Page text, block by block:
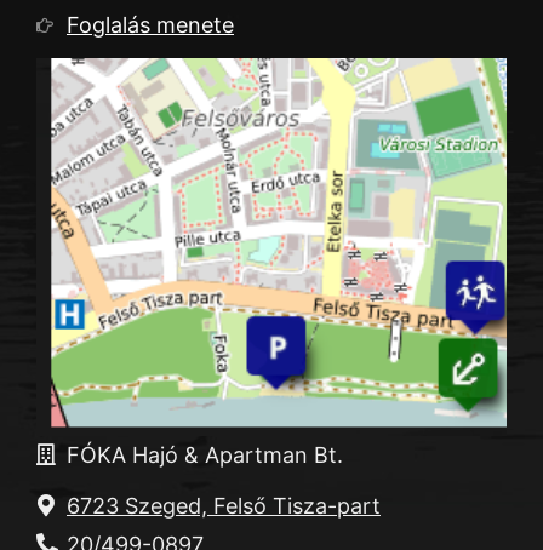
Információk
Foglalás menete
FÓKA Hajó & Apartman Bt.
6723 Szeged, Felső Tisza-part
20/499-0897